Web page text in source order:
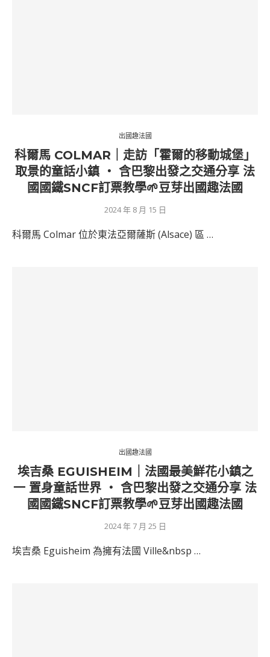
出國趣法國
科爾馬 COLMAR｜走訪「霍爾的移動城堡」
取景的童話小鎮 ‧ 含巴黎出發之交通分享 法
國國鐵SNCF訂票教學🌱豆芽出國趣法國
2024 年 8 月 15 日
科爾馬 Colmar 位於東法亞爾薩斯 (Alsace) 區 …
出國趣法國
埃吉桑 EGUISHEIM｜法國最美鮮花小鎮之
一 置身童話世界 ‧ 含巴黎出發之交通分享 法
國國鐵SNCF訂票教學🌱豆芽出國趣法國
2024 年 7 月 25 日
埃吉桑 Eguisheim 為擁有法國 Ville&nbsp …